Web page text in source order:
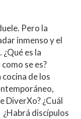
Pero la
inmenso y el
es la
se es?
de los
DiverXo? ¿Cuál
discípulos